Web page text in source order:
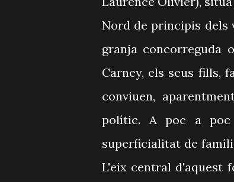
Nord de principis dels
granja concorreguda
Carney, els seus fills,
conviuen,
polític. A poc a poc
superficialitat de
L'eix central d'aquest